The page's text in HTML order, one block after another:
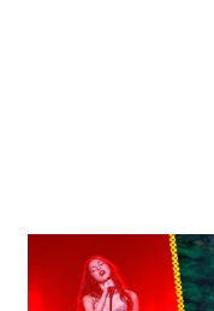
content